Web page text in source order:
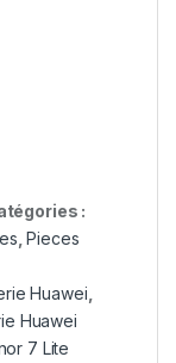
:
,Pieces
Huawei
Huawei
7 Lite